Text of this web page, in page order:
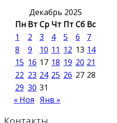
Декабрь 2025
Пн ВтСр Чт ПтСб Вс
1
2 3 4 5 6
7
8
9 10 11 12 13 14
15 16 17 18 19 20 21
22 23 24 25 26 27 28
29 30 31
« Ноя Янв »
Контакты